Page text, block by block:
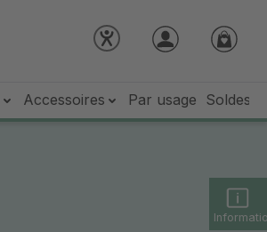
Accessoires Par usage Soldes